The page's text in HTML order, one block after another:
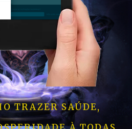
TRAZER SAÚDE,